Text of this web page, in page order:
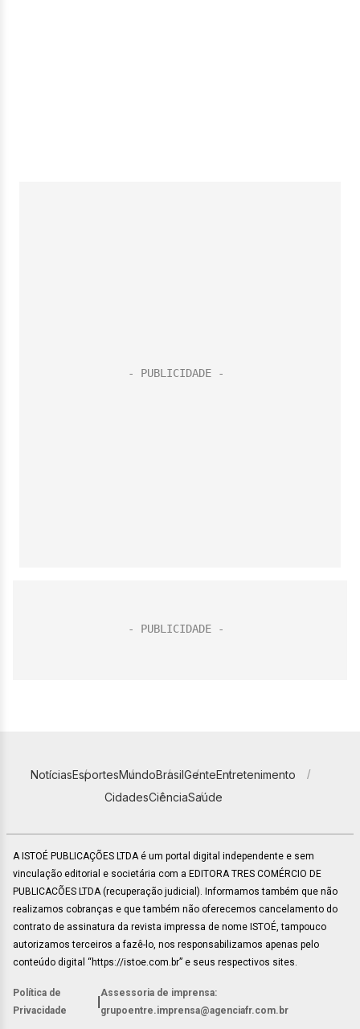
NotíciasEsportesMundoBrasilGenteEntretenimento
CidadesCiênciaSaúde
A ISTOÉ PUBLICAÇÕES LTDA é um portal digital independente e sem
vinculação editorial e societária com a EDITORA TRES COMÉRCIO DE
PUBLICACÕES LTDA (recuperação judicial). Informamos também que não
realizamos cobranças e que também não oferecemos cancelamento do
contrato de assinatura da revista impressa de nome ISTOÉ, tampouco
autorizamos terceiros a fazê-lo, nos responsabilizamos apenas pelo
conteúdo digital “https://istoe.com.br” e seus respectivos sites.
Política de
Privacidade
Assessoria de imprensa:
grupoentre.imprensa@agenciafr.com.br